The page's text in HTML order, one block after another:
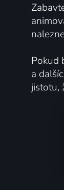
Pokud
a
jistotu,